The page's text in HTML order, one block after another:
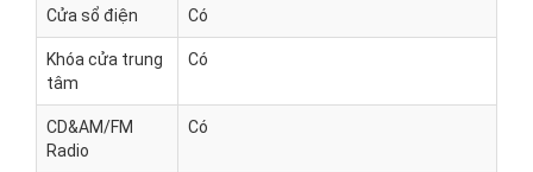
Cửa sổ điện Có
Khóa cửa trung
tâm
Có
CD&AM/FM
Radio
Có